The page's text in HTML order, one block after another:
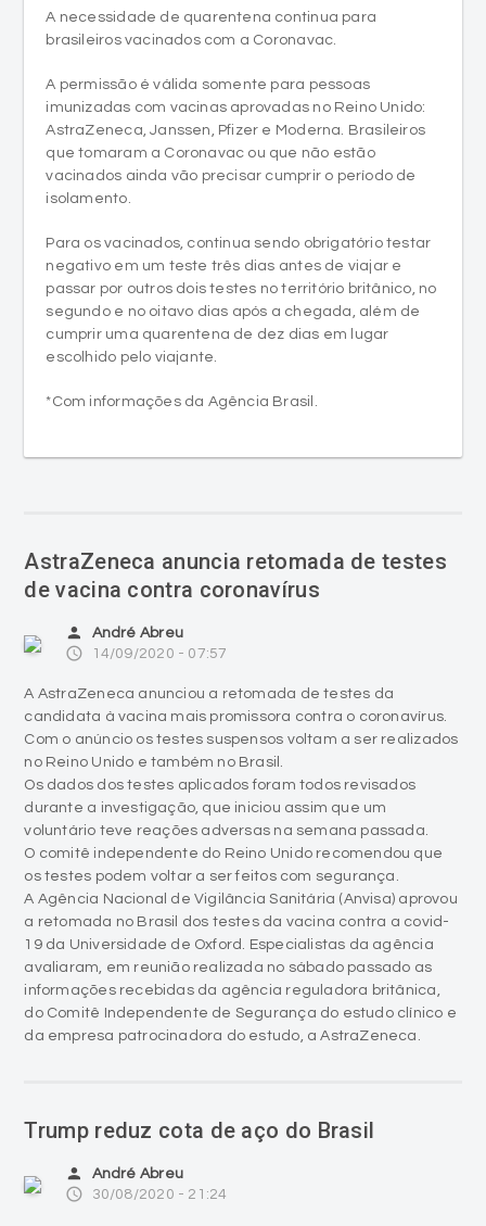
A necessidade de quarentena continua para
brasileiros vacinados com a Coronavac.
A permissão é válida somente para pessoas
imunizadas com vacinas aprovadas no Reino Unido:
AstraZeneca, Janssen, Pfizer e Moderna. Brasileiros
que tomaram a Coronavac ou que não estão
vacinados ainda vão precisar cumprir o período de
isolamento.
Para os vacinados, continua sendo obrigatório testar
negativo em um teste três dias antes de viajar e
passar por outros dois testes no território britânico, no
segundo e no oitavo dias após a chegada, além de
cumprir uma quarentena de dez dias em lugar
escolhido pelo viajante.
*Com informações da Agência Brasil.
AstraZeneca anuncia retomada de testes
de vacina contra coronavírus
person André Abreu
access_time 14/09/2020 - 07:57
A AstraZeneca anunciou a retomada de testes da
candidata à vacina mais promissora contra o coronavírus.
Com o anúncio os testes suspensos voltam a ser realizados
no Reino Unido e também no Brasil.
Os dados dos testes aplicados foram todos revisados
durante a investigação, que iniciou assim que um
voluntário teve reações adversas na semana passada.
O comitê independente do Reino Unido recomendou que
os testes podem voltar a ser feitos com segurança.
A Agência Nacional de Vigilância Sanitária (Anvisa) aprovou
a retomada no Brasil dos testes da vacina contra a covid-
19 da Universidade de Oxford. Especialistas da agência
avaliaram, em reunião realizada no sábado passado as
informações recebidas da agência reguladora britânica,
do Comitê Independente de Segurança do estudo clínico e
da empresa patrocinadora do estudo, a AstraZeneca.
Trump reduz cota de aço do Brasil
person André Abreu
access_time 30/08/2020 - 21:24